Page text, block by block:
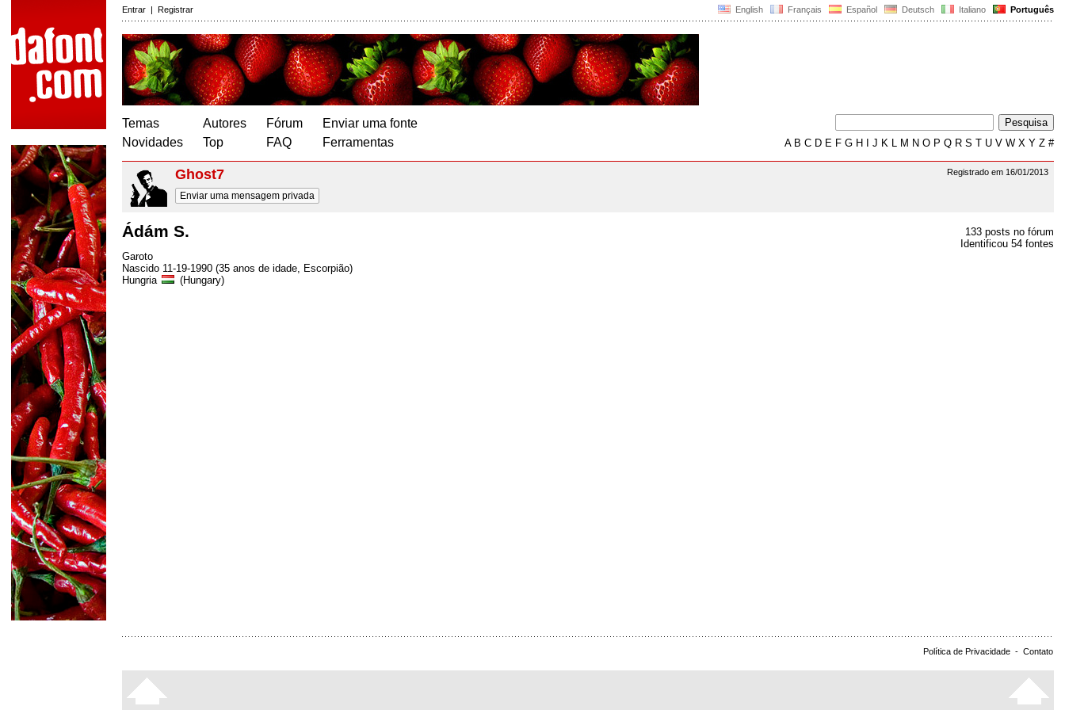
English Français Español Deutsch Italiano Português
Entrar | Registrar
Temas
Novidades
Autores
Top
Fórum
FAQ
Enviar uma fonte
Ferramentas
AB C D E F G H J K L M N O P Q R S T U V W X Y Z #
Registrado em 16/01/2013
Ghost7
Enviar uma mensagem privada
133 posts no fórum
Identificou 54 fontes
Ádám S.
Garoto
Nascido 11-19-1990 (35 anos de idade, Escorpião)
Hungria
(Hungary)
Política de Privacidade - Contato